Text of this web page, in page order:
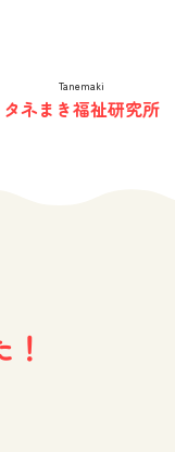
Tanemaki
タネまき福祉研究所